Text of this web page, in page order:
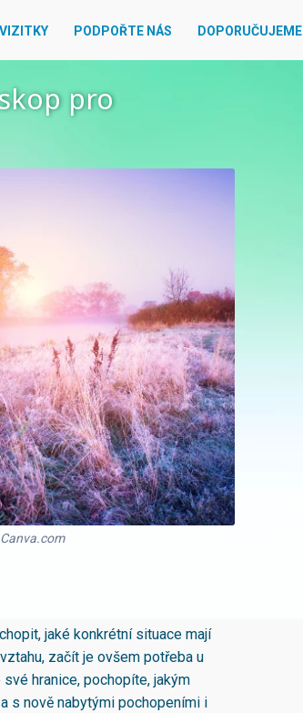
VIZITKY PODPOŘTE NÁS DOPORUČUJEME
pro
jaké konkrétní situace mají
začít je ovšem potřeba u
hranice, pochopíte, jakým
s nově nabytými pochopeními i